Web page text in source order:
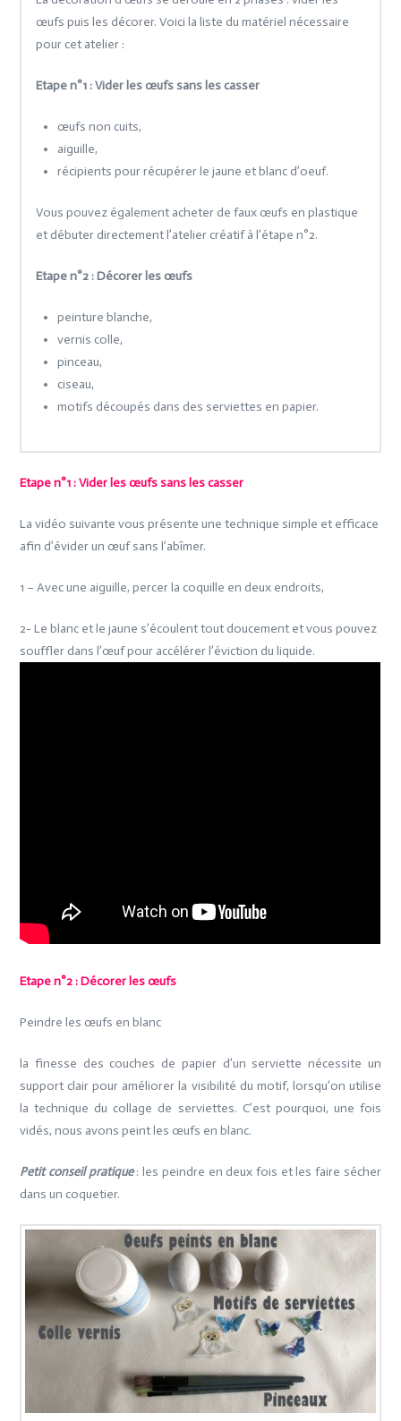
œufs puis les décorer. Voici la liste du matériel nécessaire
pour cet atelier :
Etape n°1 : Vider les œufs sans les casser
œufs non cuits,
aiguille,
récipients pour récupérer le jaune et blanc d’oeuf.
Vous pouvez également acheter de faux œufs en plastique
et débuter directement l’atelier créatif à l’étape n°2.
Etape n°2 : Décorer les œufs
peinture blanche,
vernis colle,
pinceau,
ciseau,
motifs découpés dans des serviettes en papier.
Etape n°1 : Vider les œufs sans les casser
La vidéo suivante vous présente une technique simple et efficace
afin d’évider un œuf sans l’abîmer.
1 – Avec une aiguille, percer la coquille en deux endroits,
2- Le blanc et le jaune s’écoulent tout doucement et vous pouvez
souffler dans l’œuf pour accélérer l’éviction du liquide.
Etape n°2 : Décorer les œufs
Peindre les œufs en blanc
la finesse des couches de papier d’un serviette nécessite un
support clair pour améliorer la visibilité du motif, lorsqu’on utilise
la technique du collage de serviettes. C’est pourquoi, une fois
vidés, nous avons peint les œufs en blanc.
Petit conseil pratique : les peindre en deux fois et les faire sécher
dans un coquetier.